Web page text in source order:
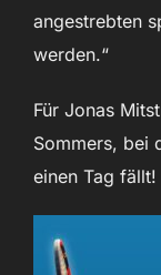
angestrebten
werden.“
Für Jonas
Sommers, bei
einen Tag fällt!